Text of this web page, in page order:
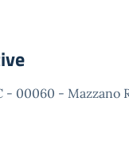
- 00060 - Mazzano